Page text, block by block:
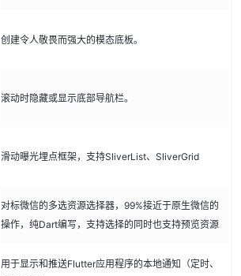
创建令人敬畏而强大的模态底板。
滚动时隐藏或显示底部导航栏。
滑动曝光埋点框架，支持SliverList、SliverGrid
对标微信的多选资源选择器，99%接近于原生微信的
操作，纯Dart编写，支持选择的同时也支持预览资源
用于显示和推送Flutter应用程序的本地通知（定时、